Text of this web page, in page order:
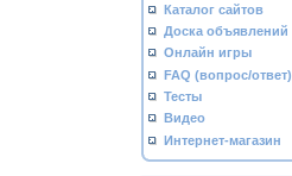
Каталог сайтов
Доска объявлений
Онлайн игры
FAQ (вопрос/ответ)
Тесты
Видео
Интернет-магазин